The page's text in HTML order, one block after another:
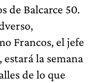
de Balcarce 50.
Francos, el jefe
la semana
de lo que